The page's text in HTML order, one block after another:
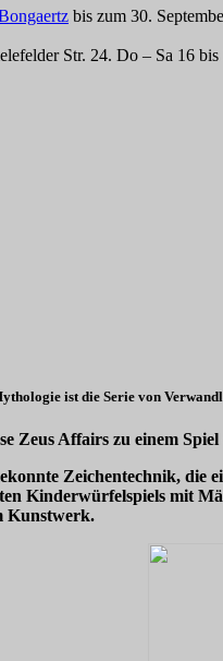
bis zum 30.
Str. 24. Do – Sa 16
ist die Serie von
Zeus Affairs zu einem
Zeichentechnik,
Kinderwürfelspiels mit
Kunstwerk.